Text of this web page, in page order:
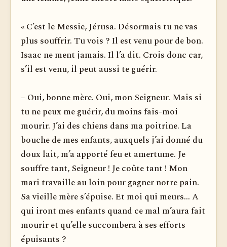
« C’est le Messie, Jérusa. Désormais tu ne vas
plus souffrir. Tu vois ? Il est venu pour de bon.
Isaac ne ment jamais. Il l’a dit. Crois donc car,
s’il est venu, il peut aussi te guérir.
– Oui, bonne mère. Oui, mon Seigneur. Mais si
tu ne peux me guérir, du moins fais-moi
mourir. J’ai des chiens dans ma poitrine. La
bouche de mes enfants, auxquels j’ai donné du
doux lait, m’a apporté feu et amertume. Je
souffre tant, Seigneur ! Je coûte tant ! Mon
mari travaille au loin pour gagner notre pain.
Sa vieille mère s’épuise. Et moi qui meurs... A
qui iront mes enfants quand ce mal m’aura fait
mourir et qu’elle succombera à ses efforts
épuisants ?